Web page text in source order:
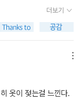
된다. 수영을 성공적
어가자고 제안하자
. “저는 여기 더 있을
고요. 다시는 나한테
에스플러네이트가街
랜드와 미국의 휴양문
의 휴가지에서는 한
함께 여름을 나며 놀랍
서 여름을 나기 위해
여름별장이었는데 세
영하며 덕택으로 편안
는 바다에 대하여 말할
나를 내 모든 의무로
‐-------‐--
책 :˝필립 로스˝의
체도 너무 흥미로운
고 읽기에도 수월하며
정변화도 잘 묘사되어
부족해서 리뷰를 짧게
고 했는데 좀 길어졌
에게나 공평한 것이 맞
속에서 구체적인 형상
었다. 고독이나 희망,
. 그러나 파도가 매일
더보기
옷이 젖는걸 느낀다.